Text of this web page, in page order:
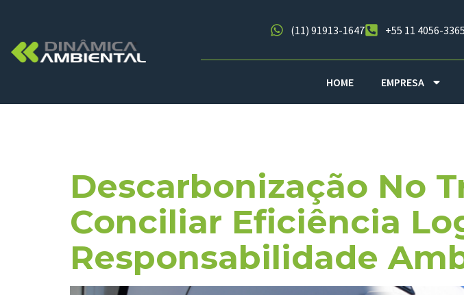
(11) 91913-1647 +55 11 4056-3365
HOME EMPRESA
Descarbonização No
Conciliar Eficiência
Responsabilidade